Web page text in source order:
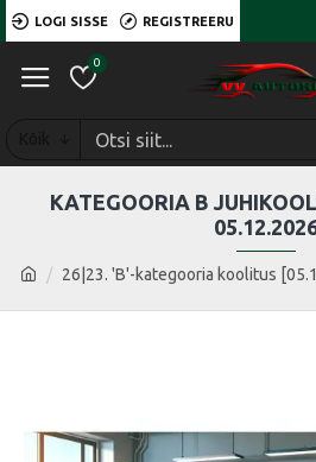
LOGI SISSE REGISTREERU
0
26|23. 'B'-kategooria koolitus
KATEGOORIA B